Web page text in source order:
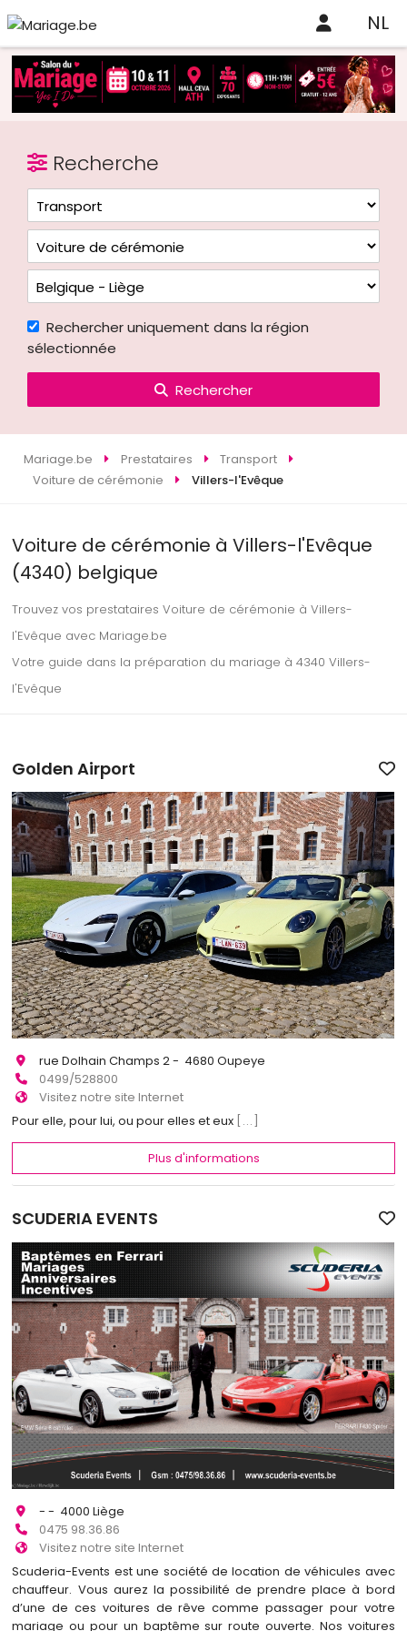
NL
Recherche
Rechercher uniquement dans la région
sélectionnée
Rechercher
Mariage.be Prestataires
Transport
Voiture de cérémonie
Villers-l'Evêque
Voiture de cérémonie à Villers-l'Evêque
(4340) belgique
Trouvez vos prestataires Voiture de cérémonie à Villers-
l'Evêque avec Mariage.be
Votre guide dans la préparation du mariage à 4340 Villers-
l'Evêque
Golden Airport
rue Dolhain Champs 2 - 4680 Oupeye
0499/528800
Visitez notre site Internet
Pour elle, pour lui, ou pour elles et eux [...]
Plus d'informations
SCUDERIA EVENTS
- - 4000 Liège
0475 98.36.86
Visitez notre site Internet
Scuderia-Events est une société de location de véhicules avec
chauffeur. Vous aurez la possibilité de prendre place à bord
d’une de ces voitures de rêve comme passager pour votre
mariage ou pour un baptême sur route ouverte. Nos voitures